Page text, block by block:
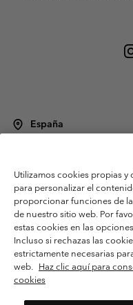
España
Condiciones de uso
Política de Privacidad
Términos y condiciones del
Términos De Uso Del
Impressum
Cookies Public
Utilizamos cookies propias y
para personalizar el
proporcionar funciones de
de nuestro sitio web. Por
estas cookies en las
Incluso si rechazas las
estrictamente necesarias
web. Haz clic aquí para
cookies